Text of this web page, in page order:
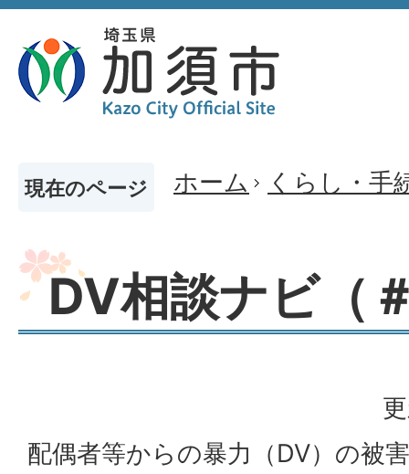
現在のページ ホーム くらし・手
DV相談ナビ（
配偶者等からの暴力（DV）の被